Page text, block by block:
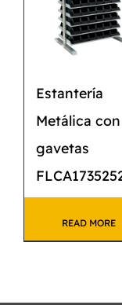
Estantería
Metálica con
gavetas
READ MORE